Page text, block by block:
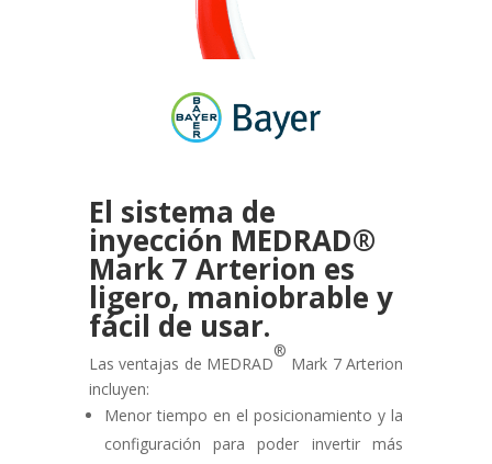
El sistema de
inyección MEDRAD®
Mark 7 Arterion es
ligero, maniobrable y
fácil de usar.
Las ventajas de MEDRAD
®
Mark 7 Arterion
incluyen:
Menor tiempo en el posicionamiento y la
configuración para poder invertir más